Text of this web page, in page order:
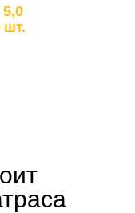
5,0
шт.